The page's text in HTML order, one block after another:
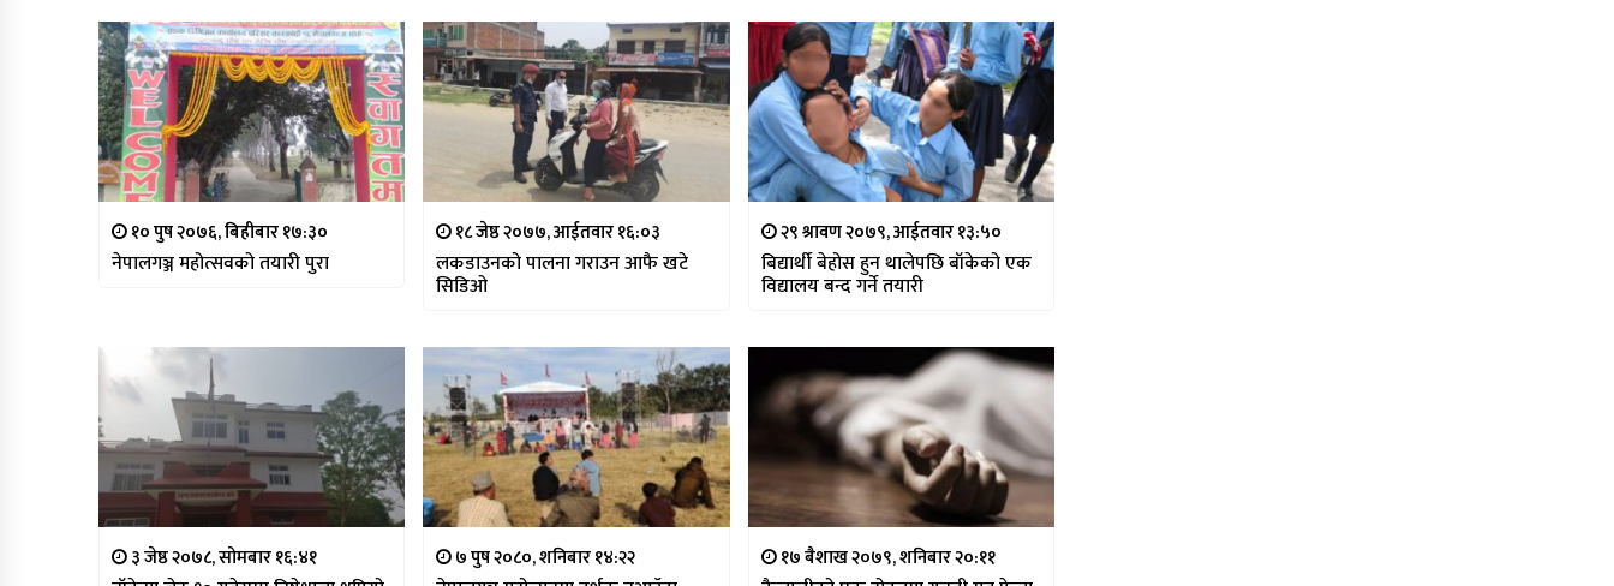
१० पुष २०७६, बिहीबार १७:३०
नेपालगञ्ज महोत्सवको तयारी पुरा
१८ जेष्ठ २०७७, आईतवार १६:०३
लकडाउनको पालना गराउन आफै खटे
सिडिओ
२९ श्रावण २०७९, आईतवार १३:५०
बिद्यार्थी बेहोस हुन थालेपछि बाँकेको एक
विद्यालय बन्द गर्ने तयारी
३ जेष्ठ २०७८, सोमबार १६:४१ ७ पुष २०८०, शनिबार १४:२२ १७ बैशाख २०७९, शनिबार २०:११